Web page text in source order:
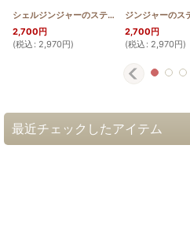
シェルジンジャーのステンドグラスキルトタペストリー20_25
2,700 円
(税込 : 2,970円)
2,700 円
(税込 : 2,970円)
最近チェックしたアイテム